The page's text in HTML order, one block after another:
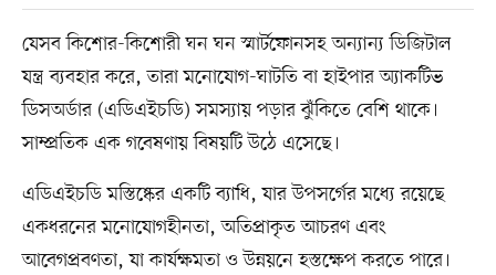
যেসব কিশোর-কিশোরী ঘন ঘন স্মার্টফোনসহ অন্যান্য ডিজিটাল
যন্ত্র ব্যবহার করে, তারা মনোযোগ-ঘাটতি বা হাইপার অ্যাকটিভ
ডিসঅর্ডার (এডিএইচডি) সমস্যায় পড়ার ঝুঁকিতে বেশি থাকে।
সাম্প্রতিক এক গবেষণায় বিষয়টি উঠে এসেছে।
এডিএইচডি মস্তিষ্কের একটি ব্যাধি, যার উপসর্গের মধ্যে রয়েছে
একধরনের মনোযোগহীনতা, অতিপ্রাকৃত আচরণ এবং
আবেগপ্রবণতা, যা কার্যক্ষমতা ও উন্নয়নে হস্তক্ষেপ করতে পারে।